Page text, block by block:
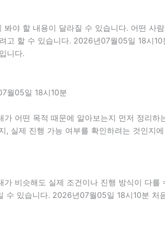
야 할 내용이 달라질 수 있습니다. 어떤
고 할 수 있습니다. 2026년07월05일 18시
니다.
월05일 18시10분
가 어떤 목적 때문에 알아보는지 먼저 정리
, 실제 진행 가능 여부를 확인하려는 것인
비슷해도 실제 조건이나 진행 방식이 다
수 있습니다. 2026년07월05일 18시10분